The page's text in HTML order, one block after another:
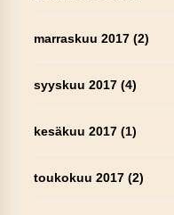
marraskuu 2017(2)
syyskuu 2017(4)
kesäkuu 2017(1)
toukokuu 2017(2)